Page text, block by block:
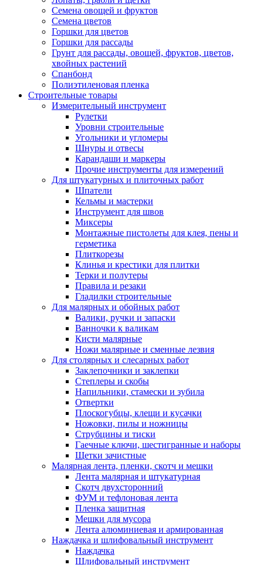
Семена овощей и фруктов
Семена цветов
Горшки для цветов
Горшки для рассады
Грунт для рассады, овощей, фруктов, цветов,
хвойных растений
Спанбонд
Полиэтиленовая пленка
Строительные товары
Измерительный инструмент
Рулетки
Уровни строительные
Угольники и угломеры
Шнуры и отвесы
Карандаши и маркеры
Прочие инструменты для измерений
Для штукатурных и плиточных работ
Шпатели
Кельмы и мастерки
Инструмент для швов
Миксеры
Монтажные пистолеты для клея, пены и
герметика
Плиткорезы
Клинья и крестики для плитки
Терки и полутеры
Правила и резаки
Гладилки строительные
Для малярных и обойных работ
Валики, ручки и запаски
Ванночки к валикам
Кисти малярные
Ножи малярные и сменные лезвия
Для столярных и слесарных работ
Заклепочники и заклепки
Степлеры и скобы
Напильники, стамески и зубила
Отвертки
Плоскогубцы, клещи и кусачки
Ножовки, пилы и ножницы
Струбцины и тиски
Гаечные ключи, шестигранные и наборы
Щетки зачистные
Малярная лента, пленки, скотч и мешки
Лента малярная и штукатурная
Скотч двухсторонний
ФУМ и тефлоновая лента
Пленка защитная
Мешки для мусора
Лента алюминиевая и армированная
Наждачка и шлифовальный инструмент
Наждачка
Шлифовальный инструмент